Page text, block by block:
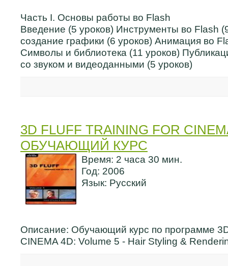
Часть I. Основы работы во Flash
Введение (5 уроков) Инструменты во Flash
создание графики (6 уроков) Анимация во
Символы и библиотека (11 уроков)
со звуком и видеоданными (5 уроков)
3D FLUFF TRAINING FOR
ОБУЧАЮЩИЙ КУРС
Время: 2 часа 30 мин.
Год: 2006
Язык: Русский
Описание: Обучающий курс по программе
CINEMA 4D: Volume 5 - Hair Styling &